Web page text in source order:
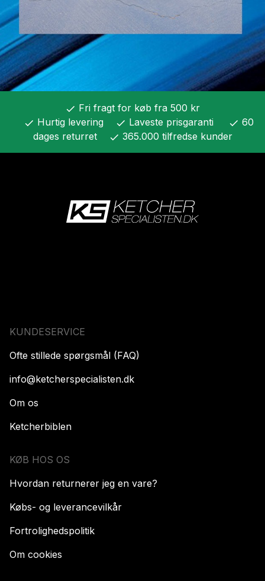
check Fri fragt for køb fra 500 kr
check Hurtig levering check Laveste prisgaranti check 60
dages returret
check 365.000 tilfredse kunder
KUNDESERVICE
Ofte stillede spørgsmål (FAQ)
info@ketcherspecialisten.dk
Om os
Ketcherbiblen
KØB HOS OS
Hvordan returnerer jeg en vare?
Købs- og leverancevilkår
Fortrolighedspolitik
Om cookies